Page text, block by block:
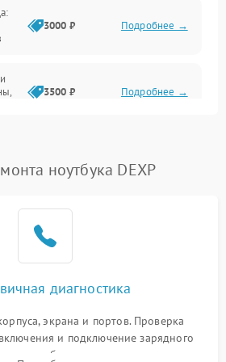
3000 ₽ Подробнее →
3500 ₽ Подробнее →
2500 ₽ Подробнее →
2000 ₽
ноутбука DEXP
диагностика
экрана и портов. Проверка
и подключение зарядного
потребления тока с помощью